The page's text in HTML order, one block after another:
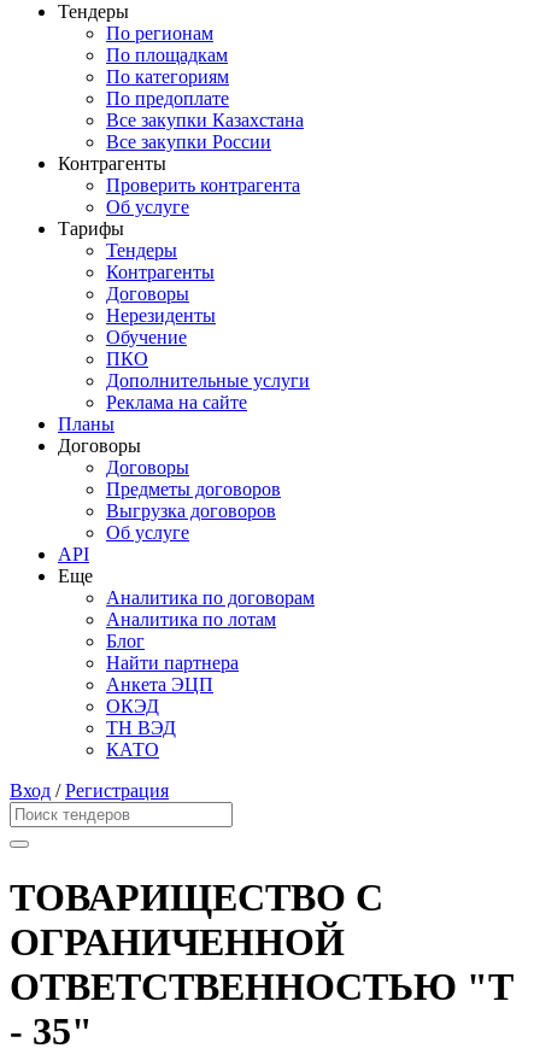
Тендеры
По регионам
По площадкам
По категориям
По предоплате
Все закупки Казахстана
Все закупки России
Контрагенты
Проверить контрагента
Об услуге
Тарифы
Тендеры
Контрагенты
Договоры
Нерезиденты
Обучение
ПКО
Дополнительные услуги
Реклама на сайте
Планы
Договоры
Договоры
Предметы договоров
Выгрузка договоров
Об услуге
API
Еще
Аналитика по договорам
Аналитика по лотам
Блог
Найти партнера
Анкета ЭЦП
ОКЭД
ТН ВЭД
КАТО
Вход /Регистрация
ТОВАРИЩЕСТВО С
ОГРАНИЧЕННОЙ
ОТВЕТСТВЕННОСТЬЮ "Т
- 35"